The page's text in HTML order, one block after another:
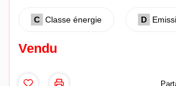
C Classe énergie D
Vendu